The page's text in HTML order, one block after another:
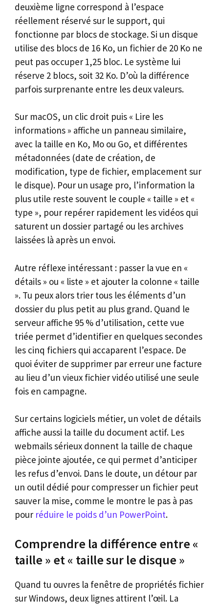
deuxième ligne correspond à l’espace
réellement réservé sur le support, qui
fonctionne par blocs de stockage. Si un disque
utilise des blocs de 16 Ko, un fichier de 20 Ko ne
peut pas occuper 1,25 bloc. Le système lui
réserve 2 blocs, soit 32 Ko. D’où la différence
parfois surprenante entre les deux valeurs.
Sur macOS, un clic droit puis « Lire les
informations » affiche un panneau similaire,
avec la taille en Ko, Mo ou Go, et différentes
métadonnées (date de création, de
modification, type de fichier, emplacement sur
le disque). Pour un usage pro, l’information la
plus utile reste souvent le couple « taille » et «
type », pour repérer rapidement les vidéos qui
saturent un dossier partagé ou les archives
laissées là après un envoi.
Autre réflexe intéressant : passer la vue en «
détails » ou « liste » et ajouter la colonne « taille
». Tu peux alors trier tous les éléments d’un
dossier du plus petit au plus grand. Quand le
serveur affiche 95 % d’utilisation, cette vue
triée permet d’identifier en quelques secondes
les cinq fichiers qui accaparent l’espace. De
quoi éviter de supprimer par erreur une facture
au lieu d’un vieux fichier vidéo utilisé une seule
fois en campagne.
Sur certains logiciels métier, un volet de détails
affiche aussi la taille du document actif. Les
webmails sérieux donnent la taille de chaque
pièce jointe ajoutée, ce qui permet d’anticiper
les refus d’envoi. Dans le doute, un détour par
un outil dédié pour compresser un fichier peut
sauver la mise, comme le montre le pas à pas
pour réduire le poids d’un PowerPoint.
Comprendre la différence entre «
taille » et « taille sur le disque »
Quand tu ouvres la fenêtre de propriétés fichier
sur Windows, deux lignes attirent l’œil. La